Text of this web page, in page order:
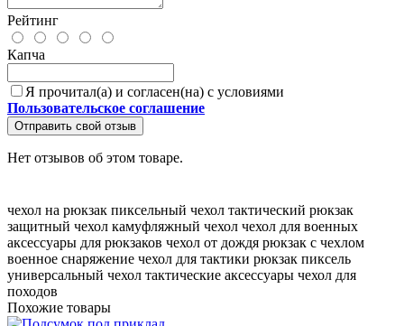
Рейтинг
Капча
Я прочитал(а) и согласен(на) с условиями
Пользовательское соглашение
Отправить свой отзыв
Нет отзывов об этом товаре.
чехол на рюкзак пиксельный чехол тактический рюкзак
защитный чехол камуфляжный чехол чехол для военных
аксессуары для рюкзаков чехол от дождя рюкзак с чехлом
военное снаряжение чехол для тактики рюкзак пиксель
универсальный чехол тактические аксессуары чехол для
походов
Похожие товары